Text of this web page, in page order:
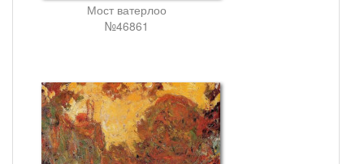
Мост ватерлоо
№46861